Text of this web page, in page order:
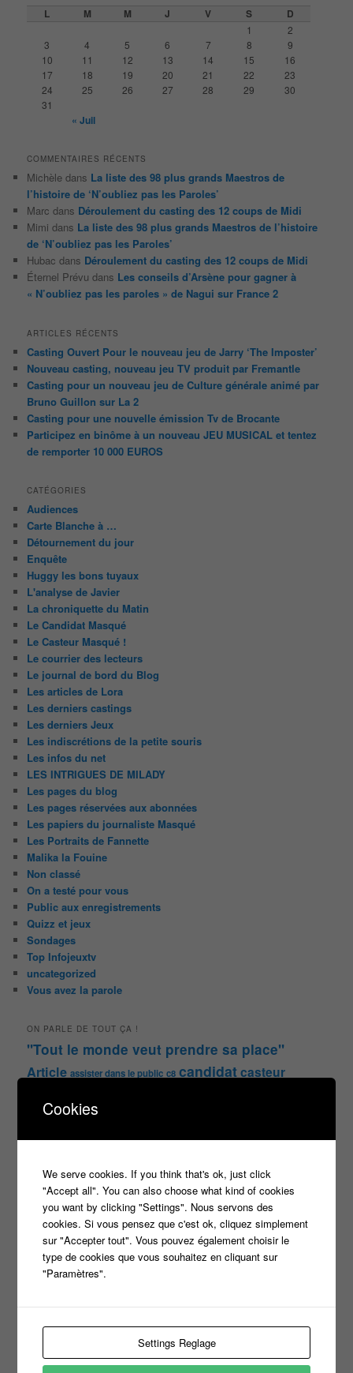
L M M J V S D
1
2
3
4 5 6 7 8
9
10
11 12 13 14 15
16
17
18 19 20 21 22
23
24
25 26 27 28 29
30
31
« Juil
COMMENTAIRES RÉCENTS
Michèle dans La liste des 98 plus grands Maestros de
l’histoire de ‘N’oubliez pas les Paroles’
Marc dans Déroulement du casting des 12 coups de Midi
Mimi dans La liste des 98 plus grands Maestros de l’histoire
de ‘N’oubliez pas les Paroles’
Hubac dans Déroulement du casting des 12 coups de Midi
Éternel Prévu dans Les conseils d’Arsène pour gagner à
« N’oubliez pas les paroles » de Nagui sur France 2
ARTICLES RÉCENTS
Casting Ouvert Pour le nouveau jeu de Jarry ‘The Imposter’
Nouveau casting, nouveau jeu TV produit par Fremantle
Casting pour un nouveau jeu de Culture générale animé par
Bruno Guillon sur La 2
Casting pour une nouvelle émission Tv de Brocante
Participez en binôme à un nouveau JEU MUSICAL et tentez
de remporter 10 000 EUROS
CATÉGORIES
Audiences
Carte Blanche à …
Détournement du jour
Enquête
Huggy les bons tuyaux
L'analyse de Javier
La chroniquette du Matin
Le Candidat Masqué
Le Casteur Masqué !
Le courrier des lecteurs
Le journal de bord du Blog
Les articles de Lora
Les derniers castings
Les derniers Jeux
Les indiscrétions de la petite souris
Les infos du net
LES INTRIGUES DE MILADY
Les pages du blog
Les pages réservées aux abonnées
Les papiers du journaliste Masqué
Les Portraits de Fannette
Malika la Fouine
Non classé
On a testé pour vous
Public aux enregistrements
Quizz et jeux
Sondages
Top Infojeuxtv
uncategorized
Vous avez la parole
ON PARLE DE TOUT ÇA !
"Tout le monde veut prendre sa place"
Article assister dans le public c8 candidatcasteur
casting
d8Face à la bandefrance 2 france2 france 3
indiscrétions info info jeux tv Infos Inscription
jeu tvJeuxJeux TV Julien Courbet Jérémy Michalak
Koh Lantalaurence boccolini le maillon faible m6
Maestro Masters money drop
n'oubliez pas les paroles
N'oubliez pas les paroles naguinoplp nrj12
pékin express révélation tf1
tournagetv W9
Cookies
We serve cookies. If you think that's ok, just click
"Accept all". You can also choose what kind of cookies
you want by clicking "Settings". Nous servons des
cookies. Si vous pensez que c'est ok, cliquez simplement
sur "Accepter tout". Vous pouvez également choisir le
type de cookies que vous souhaitez en cliquant sur
"Paramètres".
Settings Reglage